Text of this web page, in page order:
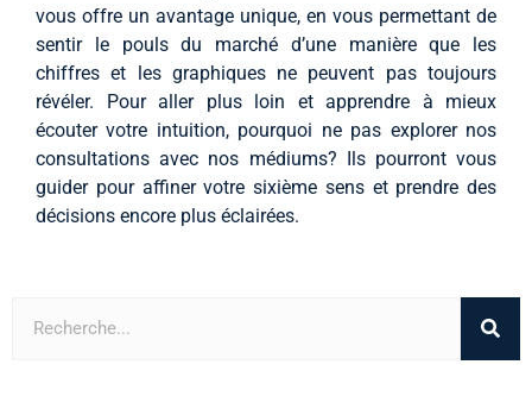
vous offre un avantage unique, en vous permettant de
sentir le pouls du marché d’une manière que les
chiffres et les graphiques ne peuvent pas toujours
révéler. Pour aller plus loin et apprendre à mieux
écouter votre intuition, pourquoi ne pas explorer nos
consultations avec nos médiums? Ils pourront vous
guider pour affiner votre sixième sens et prendre des
décisions encore plus éclairées.